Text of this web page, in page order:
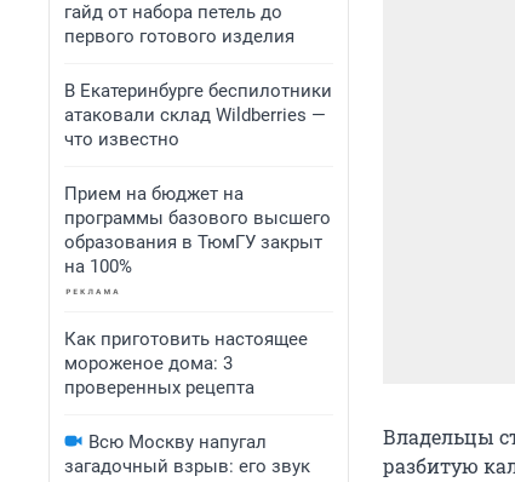
гайд от набора петель до
первого готового изделия
В Екатеринбурге беспилотники
атаковали склад Wildberries —
что известно
Прием на бюджет на
программы базового высшего
образования в ТюмГУ закрыт
на 100%
Как приготовить настоящее
мороженое дома: 3
проверенных рецепта
Всю Москву напугал
загадочный взрыв: его звук
Владельцы
разбитую